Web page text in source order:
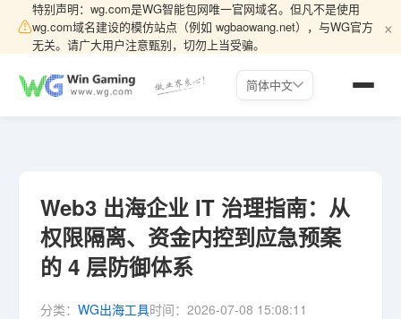
⚠
特别声明：wg.com是WG智能包网唯一官网域名。但凡不是使用
wg.com域名建设的模仿站点（例如 wgbaowang.net），与WG官方
无关。请广大用户注意甄别，切勿上当受骗。
×
简体中文
Web3 出海企业 IT 治理指南：从
权限隔离、资金内控到应急预案
的 4 层防御体系
分类： WG出海工具时间： 2026-07-08 15:08:11